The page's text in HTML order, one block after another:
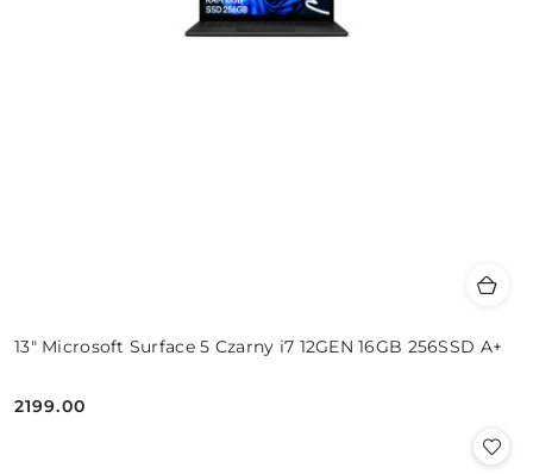
13" Microsoft Surface 5 Czarny i7 12GEN 16GB 256SSD A+
Cena:
2199.00